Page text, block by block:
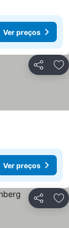
Ver preços
Partilhar
Ver preços
Partilhar